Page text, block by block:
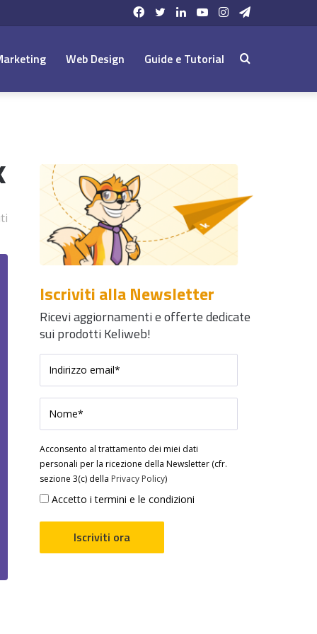
Telegram
Instagram
YouTube
LinkedIn
Twitter
Facebook
Web Design Guide e Tutorial Cerca:
Iscriviti alla Newsletter
Ricevi aggiornamenti e offerte dedicate
sui prodotti Keliweb!
Acconsento al trattamento dei miei dati
personali per la ricezione della Newsletter (cfr.
sezione 3(c) della Privacy Policy)
Accetto i termini e le condizioni